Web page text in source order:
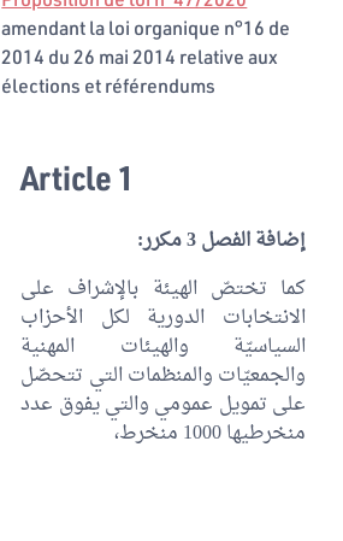
amendant la loi organique n°16 de
2014 du 26 mai 2014 relative aux
élections et référendums
Article 1
إضافة الفصل 3 مكرر:
كما تختصّ الهيئة بالإشراف على
الانتخابات الدورية لكل الأحزاب
السياسيّة والهيئات المهنية
والجمعيّات والمنظمات التي تتحصّل
على تمويل عمومي والتي يفوق عدد
منخرطيها 1000 منخرط،